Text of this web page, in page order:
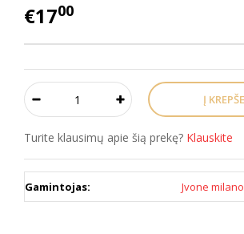
€1700
Turite klausimų apie šią prekę? Klauskite
Gamintojas: Jvone milano